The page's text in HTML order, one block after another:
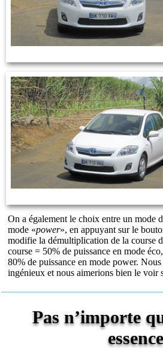
On a également le choix entre un mode
mode «power», en appuyant sur le
modifie la démultiplication de la course
course = 50% de puissance en mode
80% de puissance en mode power.
ingénieux et nous aimerions bien le voir
Pas n’importe
essence